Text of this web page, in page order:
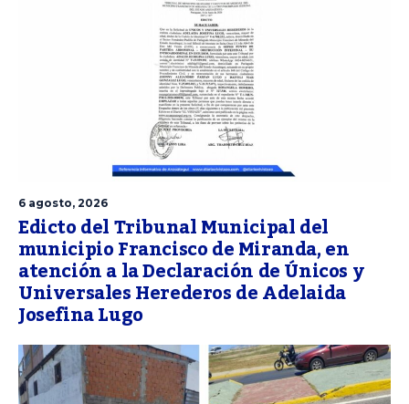
6 agosto, 2026
Edicto del Tribunal Municipal del
municipio Francisco de Miranda, en
atención a la Declaración de Únicos y
Universales Herederos de Adelaida
Josefina Lugo